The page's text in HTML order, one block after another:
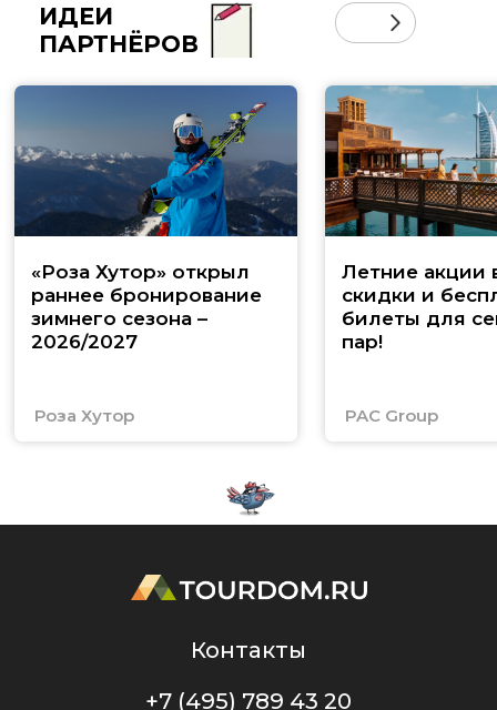
ИДЕИ
ПАРТНЁРОВ
«Роза Хутор» открыл
раннее бронирование
зимнего сезона –
2026/2027
Роза Хутор
Летние акции
скидки и
билеты для
пар!
PAC Group
Контакты
+7 (495) 789 43 20